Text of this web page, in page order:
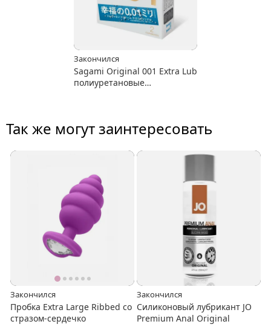
Закончился
Sagami Original 001 Extra Lub
полиуретановые
Так же могут заинтересовать
Закончился
Пробка Extra Large Ribbed со
стразом-сердечко
Закончился
Cиликоновый лубрикант JO
Premium Anal Original